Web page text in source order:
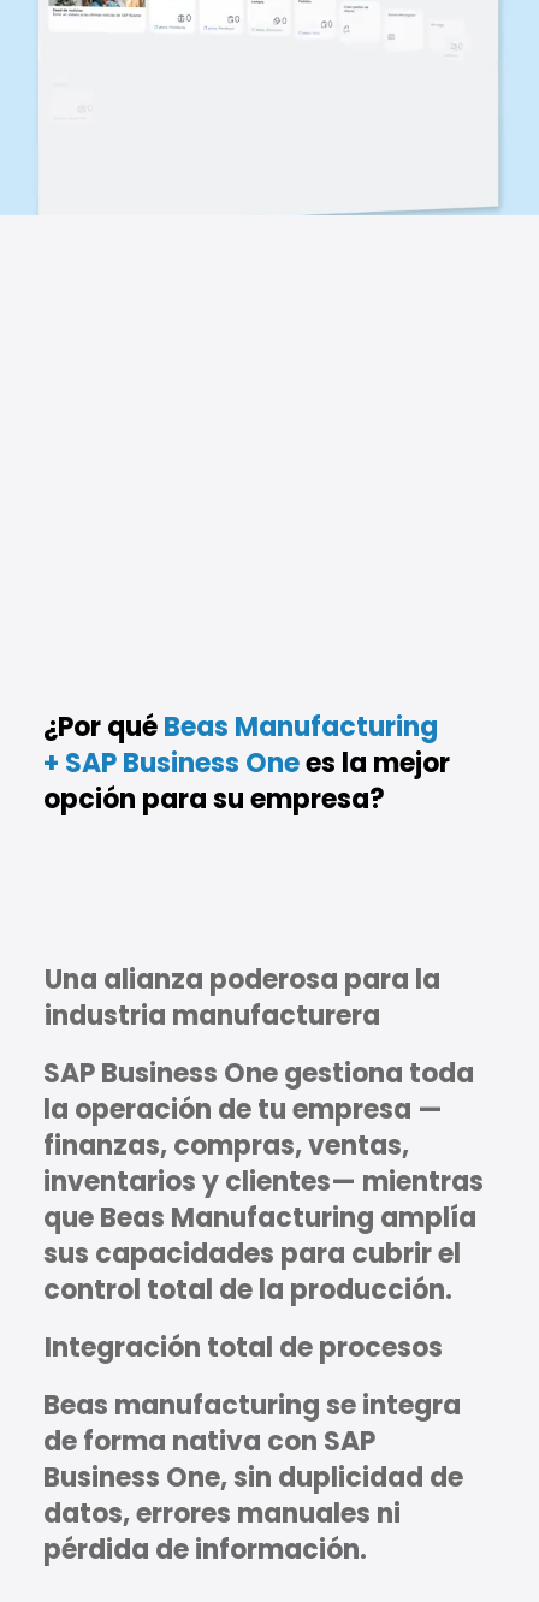
¿Por quéBeas Manufacturing
+ SAP Business Onees la mejor
opción para su empresa?
Una alianza poderosa para la
industria manufacturera
SAP Business Onegestiona toda
la operación de tu empresa —
finanzas, compras, ventas,
inventarios y clientes— mientras
que Beas Manufacturing amplía
sus capacidades para cubrir el
control total de la producción.
Integración total de procesos
Beas manufacturing se integra
de forma nativa con SAP
Business One, sin duplicidad de
datos, errores manuales ni
pérdida de información.